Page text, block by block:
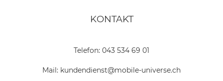
KONTAKT
Telefon: 043 534 69 01
Mail: kundendienst@mobile-universe.ch